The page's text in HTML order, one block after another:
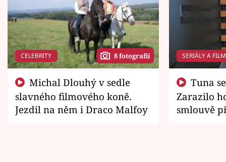
CELEBRITY 8 fotografií
slavného filmového koně.
Jezdil na něm i Draco Malfoy
SERIÁLY A
Zarazilo
smlouvě